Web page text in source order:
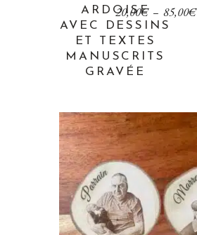
ARDOISE
AVEC DESSINS
ET TEXTES
MANUSCRITS
GRAVÉE
20,00€ – 85,00€